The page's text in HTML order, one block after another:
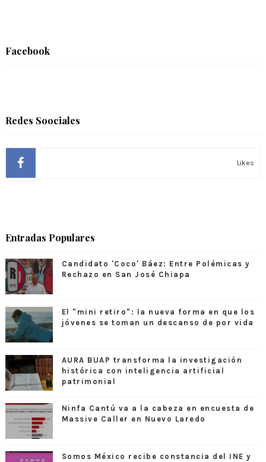
Facebook
Redes Soociales
Likes
Entradas Populares
Candidato 'Coco' Báez: Entre Polémicas y
Rechazo en San José Chiapa
El "mini retiro": la nueva forma en que los
jóvenes se toman un descanso de por vida
AURA BUAP transforma la investigación
histórica con inteligencia artificial
patrimonial
Ninfa Cantú va a la cabeza en encuesta de
Massive Caller en Nuevo Laredo
Somos México recibe constancia del INE y